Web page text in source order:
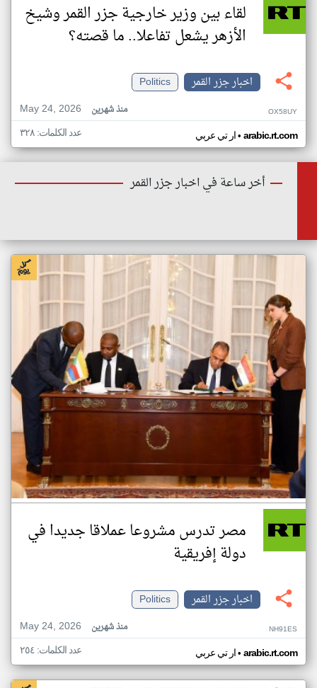
لقاء بين وزير خارجية جزر القمر وشيخ
الأزهر يشعل تفاعلا.. ما قصته؟
اخبار جزر القمر
Politics
May 24, 2026
منذ شهرين OX58UY
ار تي عربي• arabic.rt.com عدد الكلمات: ٣٢٨
أخر ساعة في اخبار جزر القمر
مصر تدرس مشروعا عملاقا جديدا في
دولة إفريقية
اخبار جزر القمر
Politics
May 24, 2026
منذ شهرين NH91ES
ار تي عربي• arabic.rt.com عدد الكلمات: ٢٥٤